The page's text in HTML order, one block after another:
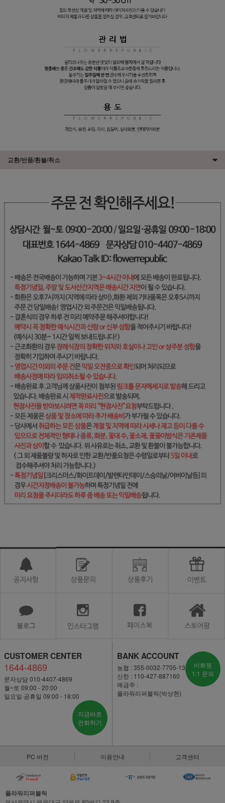
교환/반품/환불/취소
CUSTOMER CENTER
1644-4869
문자상담 010-4407-4869
월~토 09:00 - 20:00
일요일·공휴일 09:00 - 18:00
지금바로
전화하기
BANK ACCOUNT
농협 : 355-0032-7705-13
신한 : 110-427-887160
예금주 :
플라워리퍼블릭(박상현)
비회원
1:1 문의
PC 버전 이용안내 고객센터
플라워리퍼블릭